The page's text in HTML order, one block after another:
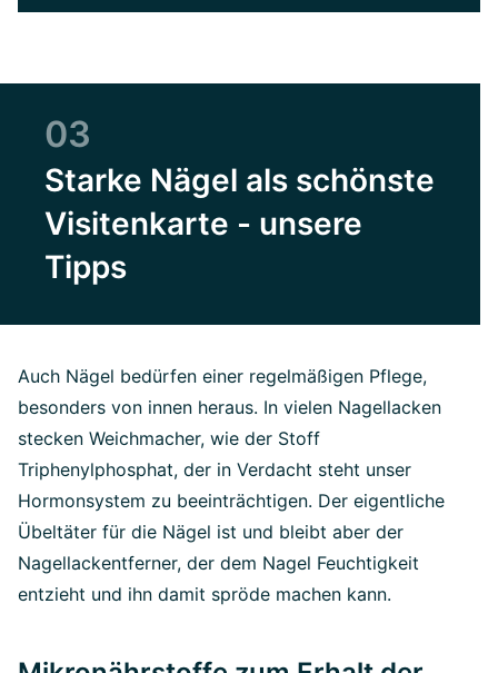
03
Starke Nägel als schönste
Visitenkarte - unsere
Tipps
Auch Nägel bedürfen einer regelmäßigen Pflege,
besonders von innen heraus. In vielen Nagellacken
stecken Weichmacher, wie der Stoff
Triphenylphosphat, der in Verdacht steht unser
Hormonsystem zu beeinträchtigen. Der eigentliche
Übeltäter für die Nägel ist und bleibt aber der
Nagellackentferner, der dem Nagel Feuchtigkeit
entzieht und ihn damit spröde machen kann.